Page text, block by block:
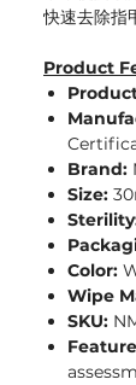
快速去除指
Product
Brand:
Size:
Color:
Wipe
SKU: